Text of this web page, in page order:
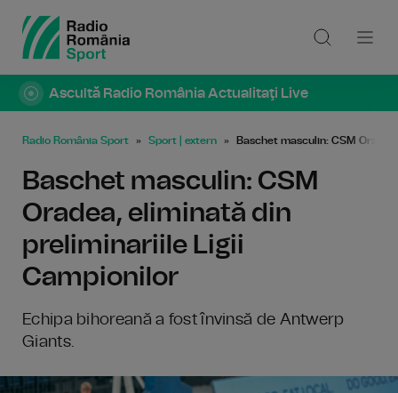
Ascultă Radio România Actualitaţi Live
Radio România Sport Sport | extern Baschet masculin: CSM
Baschet masculin: CSM
Oradea, eliminată din
preliminariile Ligii
Campionilor
Echipa bihoreană a fost învinsă de Antwerp
Giants.